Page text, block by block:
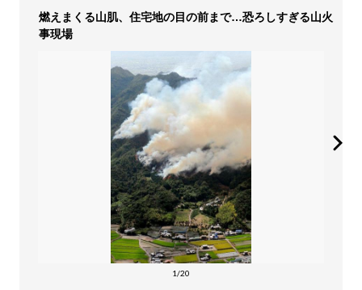
燃えまくる山肌、住宅地の目の前まで…恐ろしすぎる山火
事現場
1/20